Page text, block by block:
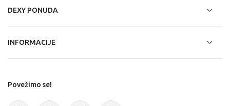
DEXY PONUDA
INFORMACIJE
Povežimo se!